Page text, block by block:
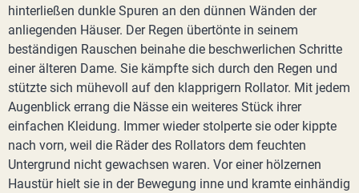
hinterließen dunkle Spuren an den dünnen Wänden der
anliegenden Häuser. Der Regen übertönte in seinem
beständigen Rauschen beinahe die beschwerlichen Schritte
einer älteren Dame. Sie kämpfte sich durch den Regen und
stützte sich mühevoll auf den klapprigern Rollator. Mit jedem
Augenblick errang die Nässe ein weiteres Stück ihrer
einfachen Kleidung. Immer wieder stolperte sie oder kippte
nach vorn, weil die Räder des Rollators dem feuchten
Untergrund nicht gewachsen waren. Vor einer hölzernen
Haustür hielt sie in der Bewegung inne und kramte einhändig